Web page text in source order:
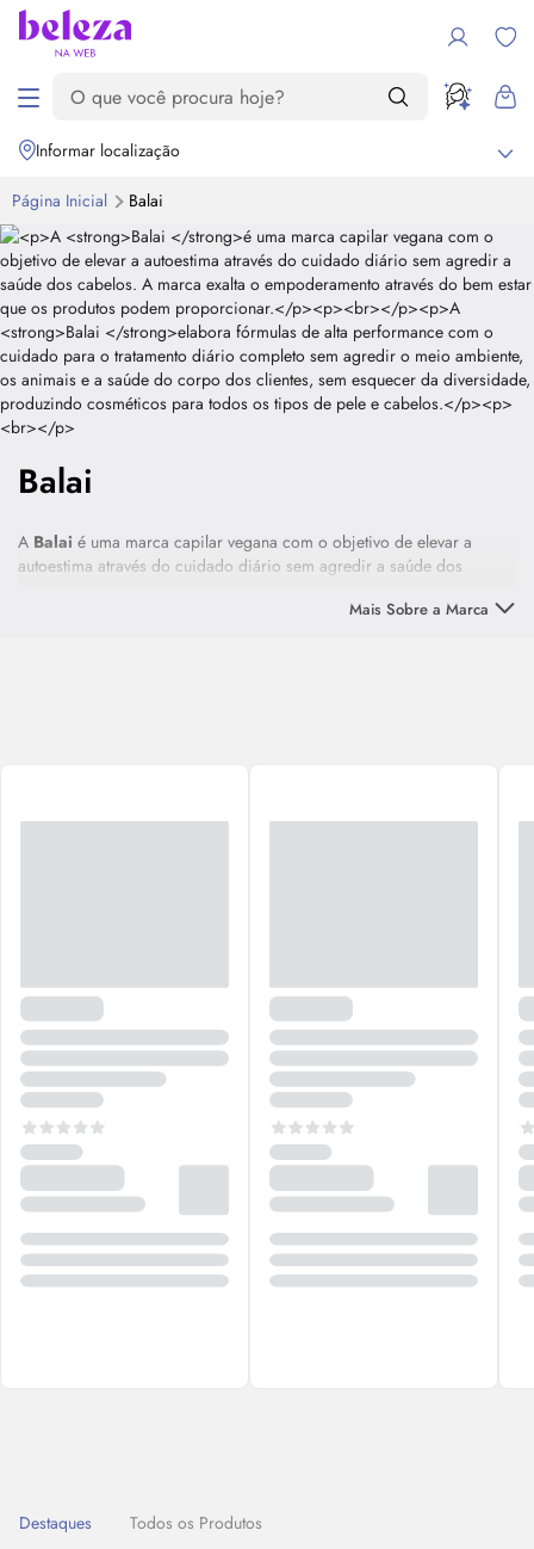
Informar localização
Página Inicial Balai
Balai
A Balaié uma marca capilar vegana com o objetivo de elevar a
autoestima através do cuidado diário sem agredir a saúde dos
Mais Sobre a Marca
Destaques Todos os Produtos